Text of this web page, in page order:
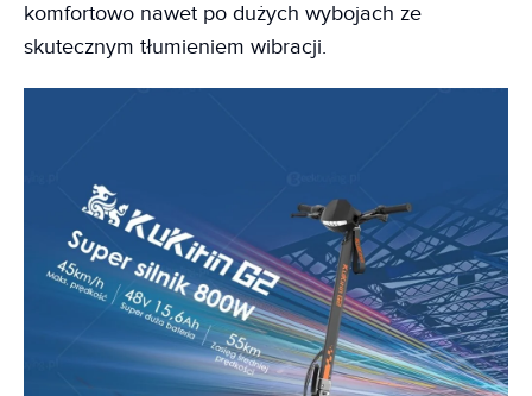
komfortowo nawet po dużych wybojach ze
skutecznym tłumieniem wibracji.